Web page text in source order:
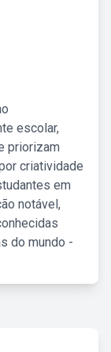
escolar,
priorizam
criatividade
em
notável,
do mundo -